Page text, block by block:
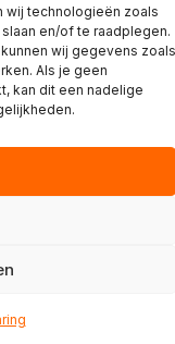
wij technologieën zoals
en/of te raadplegen.
wij gegevens zoals
Als je geen
kan dit een nadelige